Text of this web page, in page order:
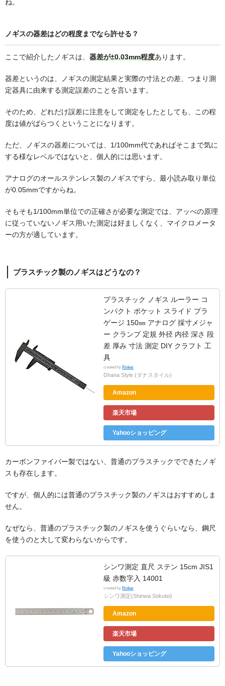
ね。
ノギスの器差はどの程度までなら許せる？
ここで紹介したノギスは、 器差が±0.03mm程度あります。
器差というのは、ノギスの測定結果と実際の寸法との差、つまり測
定器具に由来する測定誤差のことを言います。
そのため、どれだけ誤差に注意をして測定をしたとしても、この程
度は値がばらつくということになります。
ただ、ノギスの器差については、1/100mm代であればそこまで気に
する様なレベルではないと、個人的には思います。
アナログのオールステンレス製のノギスですら、最小読み取り単位
が0.05mmですからね。
そもそも1/100mm単位での正確さが必要な測定では、アッべの原理
に従っていないノギス用いた測定は好ましくなく、マイクロメータ
ーの方が適しています。
プラスチック製のノギスはどうなの？
プラスチック ノギス ルーラー コ
ンパクト ポケット スライド プラ
ゲージ 150㎜ アナログ 採寸メジャ
ー クランプ 定規 外径 内径 深さ 段
差 厚み 寸法 測定 DIY クラフト 工
具
created by Rinker
Dhana Style (ダナスタイル)
Amazon
楽天市場
Yahooショッピング
カーボンファイバー製ではない、普通のプラスチックでできたノギ
スも存在します。
ですが、個人的には普通のプラスチック製のノギスはおすすめしま
せん。
なぜなら、普通のプラスチック製のノギスを使うぐらいなら、鋼尺
を使うのと大して変わらないからです。
シンワ測定 直尺 ステン 15cm JIS1
級 赤数字入 14001
created by Rinker
シンワ測定(Shinwa Sokutei)
Amazon
楽天市場
Yahooショッピング